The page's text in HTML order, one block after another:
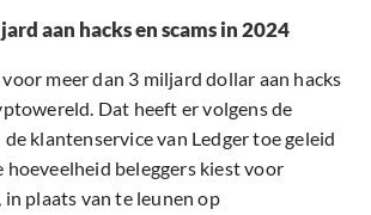
aan hacks en scams in 2024
meer dan 3 miljard dollar aan hacks
Dat heeft er volgens de
klantenservice van Ledger toe geleid
hoeveelheid beleggers kiest voor
plaats van te leunen op